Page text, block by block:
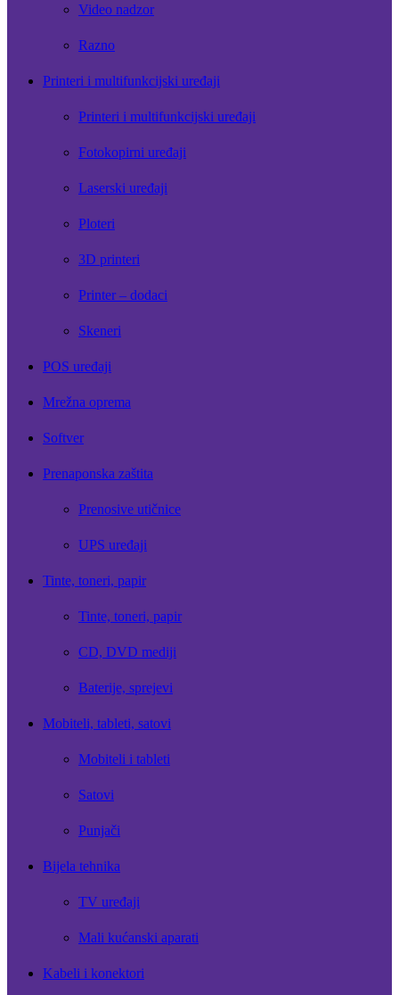
Video nadzor
Razno
Printeri i multifunkcijski uređaji
Printeri i multifunkcijski uređaji
Fotokopirni uređaji
Laserski uređaji
Ploteri
3D printeri
Printer – dodaci
Skeneri
POS uređaji
Mrežna oprema
Softver
Prenaponska zaštita
Prenosive utičnice
UPS uređaji
Tinte, toneri, papir
Tinte, toneri, papir
CD, DVD mediji
Baterije, sprejevi
Mobiteli, tableti, satovi
Mobiteli i tableti
Satovi
Punjači
Bijela tehnika
TV uređaji
Mali kućanski aparati
Kabeli i konektori